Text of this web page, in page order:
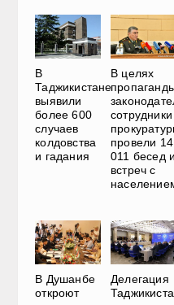
В
Таджикистане
выявили
более 600
случаев
колдовства
и гадания
В целях
сотрудники
провели 14
011 бесед и
встреч с
В Душанбе
откроют
Делегация